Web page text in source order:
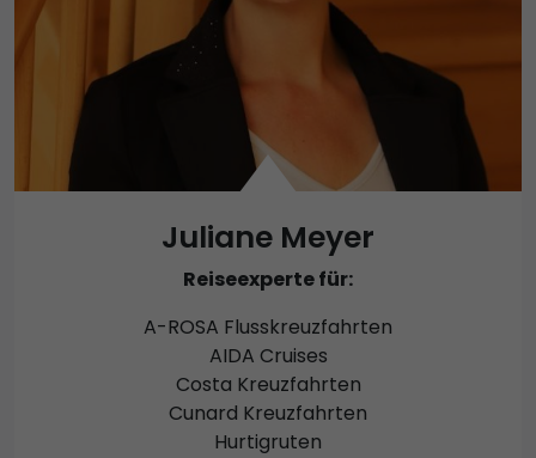
Juliane Meyer
Reiseexperte für:
A-ROSA Flusskreuzfahrten
AIDA Cruises
Costa Kreuzfahrten
Cunard Kreuzfahrten
Hurtigruten